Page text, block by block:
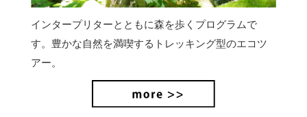
インタープリターとともに森を歩くプログラムで
す。豊かな自然を満喫するトレッキング型のエコツ
アー。